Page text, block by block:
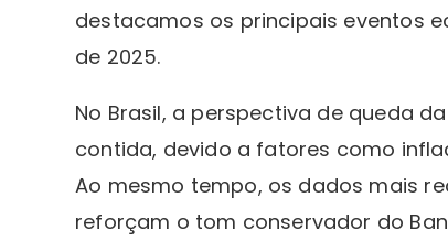
destacamos os principais eventos
de 2025.
No Brasil, a perspectiva de queda
contida, devido a fatores como
Ao mesmo tempo, os dados mais
reforçam o tom conservador do